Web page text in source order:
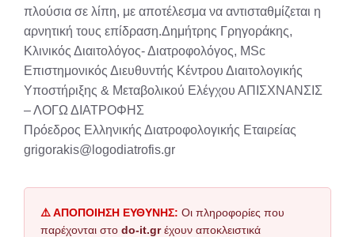
πλούσια σε λίπη, με αποτέλεσμα να αντισταθμίζεται η
αρνητική τους επίδραση.Δημήτρης Γρηγοράκης,
Κλινικός Διαιτολόγος- Διατροφολόγος, ΜSc
Επιστημονικός Διευθυντής Κέντρου Διαιτολογικής
Υποστήριξης & Μεταβολικού Ελέγχου ΑΠΙΣΧΝΑΝΣΙΣ
– ΛΟΓΩ ΔΙΑΤΡΟΦΗΣ
Πρόεδρος Ελληνικής Διατροφολογικής Εταιρείας
grigorakis@logodiatrofis.gr
⚠️ ΑΠΟΠΟΙΗΣΗ ΕΥΘΥΝΗΣ: Οι πληροφορίες που
παρέχονται στο do-it.grέχουν αποκλειστικά